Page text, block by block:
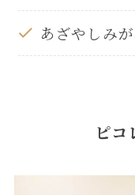
あざやしみ
ピコ